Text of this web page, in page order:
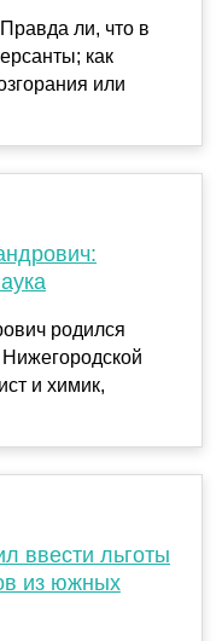
ли, что в
как
или
родился
и химик,
ввести льготы
из южных